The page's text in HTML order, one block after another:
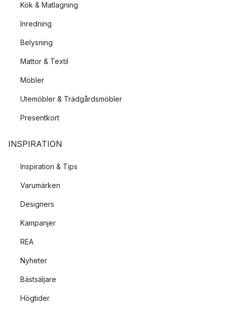
Kök & Matlagning
Inredning
Belysning
Mattor & Textil
Möbler
Utemöbler & Trädgårdsmöbler
Presentkort
INSPIRATION
Inspiration & Tips
Varumärken
Designers
Kampanjer
REA
Nyheter
Bästsäljare
Högtider